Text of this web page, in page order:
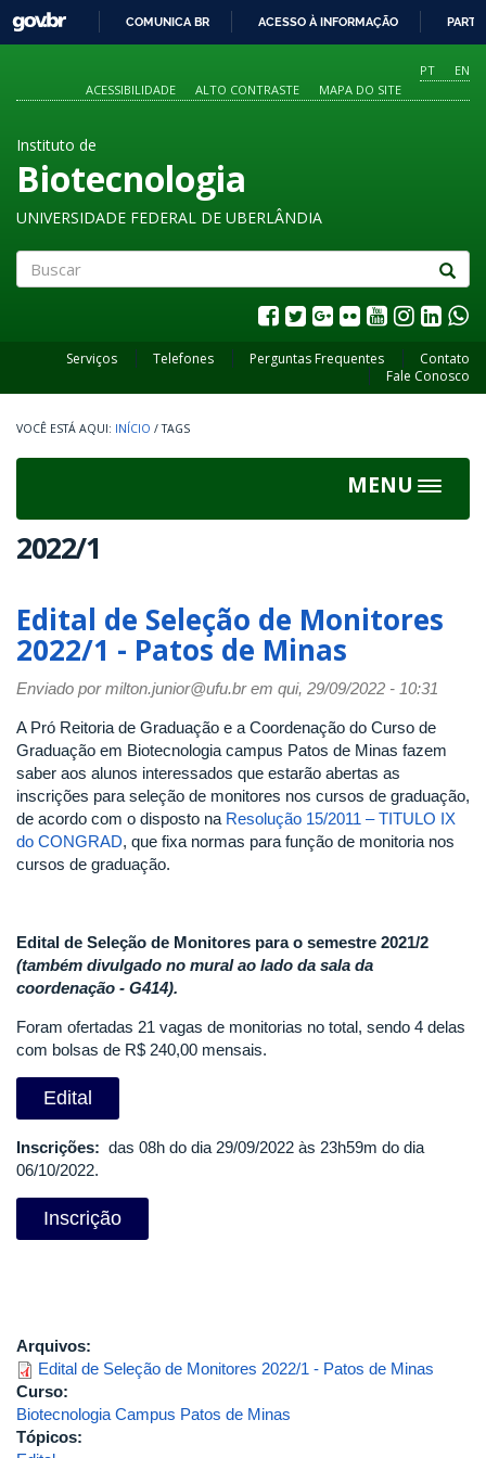
O
CONTEÚDO
GOVBR
COMUNICA BR ACESSO À INFORMAÇÃO
PT
EN
ACESSIBILIDADE
ALTO CONTRASTE MAPA DO SITE
Instituto de
Biotecnologia
UNIVERSIDADE FEDERAL DE UBERLÂNDIA
Serviços Telefones Perguntas Frequentes
Contato
Fale Conosco
INÍCIO / TAGS
MENU
Toggle
2022/1
Edital de Seleção de Monitores
2022/1 - Patos de Minas
Enviado pormilton.junior@ufu.brem qui, 29/09/2022 - 10:31
A Pró Reitoria de Graduação e a Coordenação do Curso de
Graduação em Biotecnologia campus Patos de Minas fazem
saber aos alunos interessados que estarão abertas as
inscrições para seleção de monitores nos cursos de graduação,
de acordo com o disposto na Resolução 15/2011 – TITULO IX
do CONGRAD, que fixa normas para função de monitoria nos
cursos de graduação.
Edital de Seleção de Monitores para o semestre 2021/2
(também divulgado no mural ao lado da sala da
coordenação - G414).
Foram ofertadas 21 vagas de monitorias no total, sendo 4 delas
com bolsas de R$ 240,00 mensais.
Edital
Inscrições: das 08h do dia 29/09/2022 às 23h59m do dia
06/10/2022.
Inscrição
Arquivos:
Edital de Seleção de Monitores 2022/1 - Patos de Minas
Curso:
Biotecnologia Campus Patos de Minas
Tópicos: